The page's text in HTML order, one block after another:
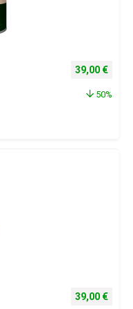
Izvorna
39,00 €
50%
Izvorna
39,00 €